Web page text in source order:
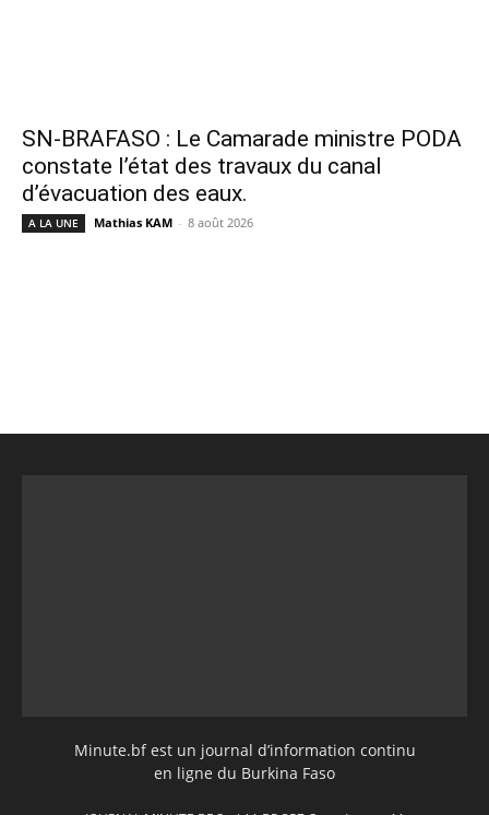
SN-BRAFASO : Le Camarade ministre PODA
constate l’état des travaux du canal
d’évacuation des eaux.
A LA UNE Mathias KAM - 8 août 2026
Minute.bf est un journal d’information continu
en ligne du Burkina Faso